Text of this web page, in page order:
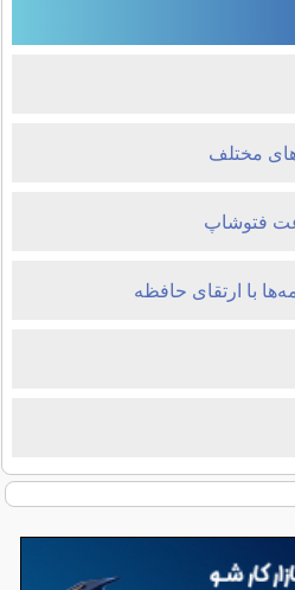
مختلف
با ارتقای حافظه